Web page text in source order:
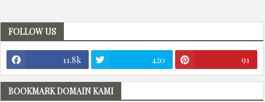
FOLLOW US
11.8k 420 91
BOOKMARK DOMAIN KAMI